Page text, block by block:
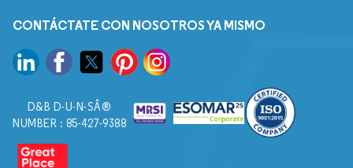
CONTÁCTATE CON NOSOTROS YA MISMO
D&B D-U-N-SÂ®
NUMBER : 85-427-9388